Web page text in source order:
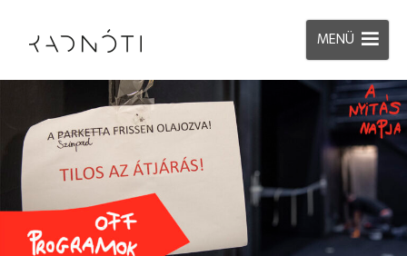
MENÜ